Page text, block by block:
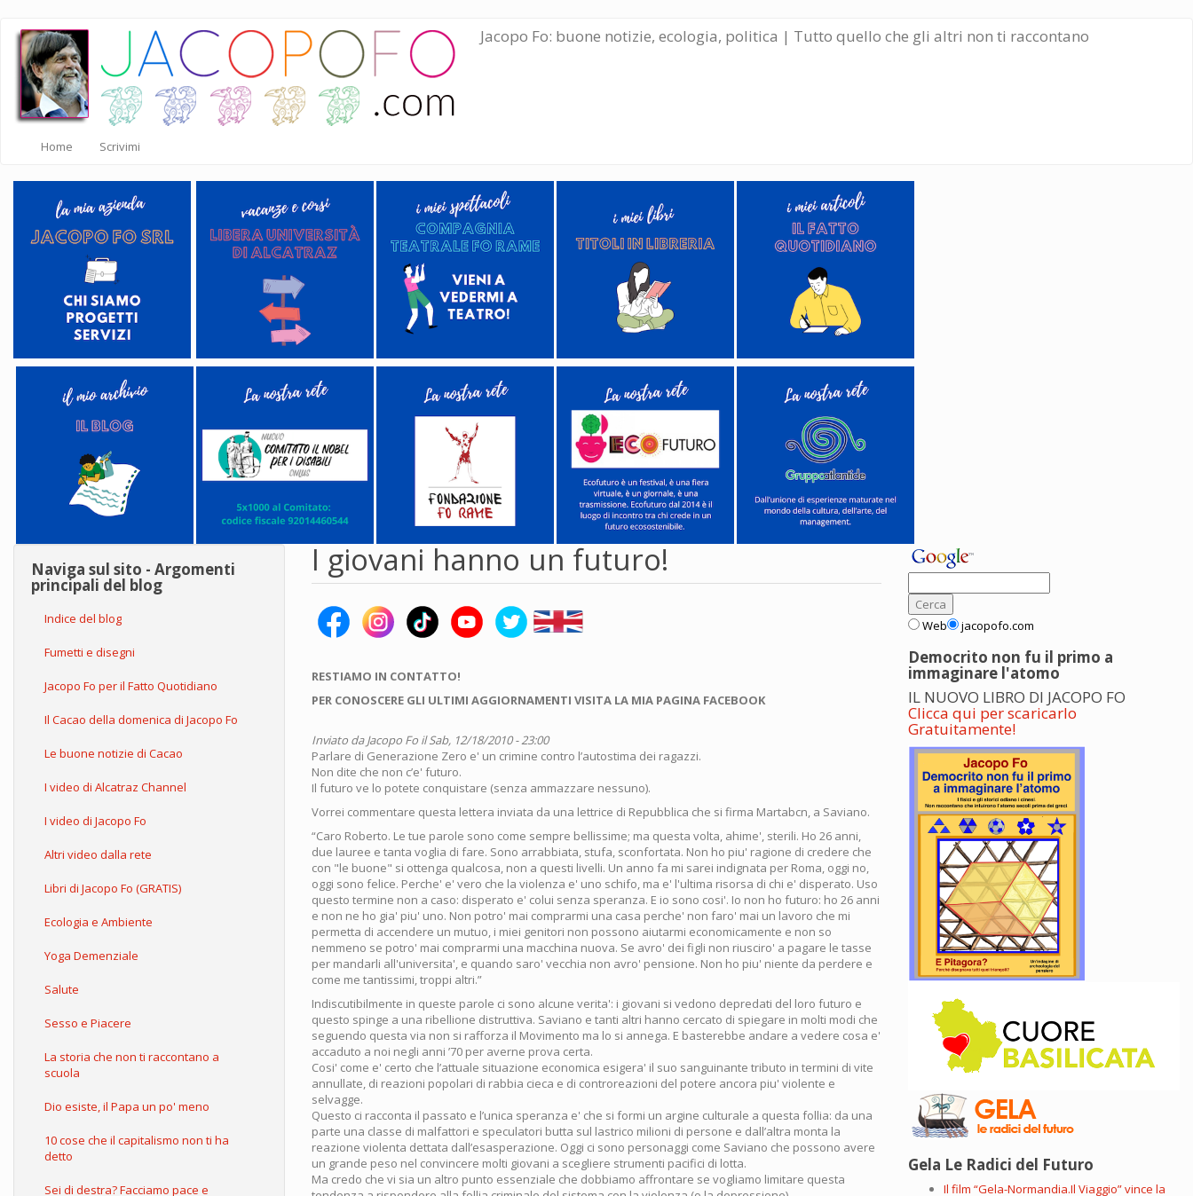
Salta
contenuto
principale
Jacopo Fo: buone notizie, ecologia, politica | Tutto quello che gli altri non ti raccontano
Home Scrivimi
Naviga sul sito - Argomenti
principali del blog
Indice del blog
Fumetti e disegni
Jacopo Fo per il Fatto Quotidiano
Il Cacao della domenica di Jacopo Fo
Le buone notizie di Cacao
I video di Alcatraz Channel
I video di Jacopo Fo
Altri video dalla rete
Libri di Jacopo Fo (GRATIS)
Ecologia e Ambiente
Yoga Demenziale
Salute
Sesso e Piacere
La storia che non ti raccontano a
scuola
Dio esiste, il Papa un po' meno
10 cose che il capitalismo non ti ha
detto
Sei di destra? Facciamo pace e
I giovani hanno un futuro!
RESTIAMO IN CONTATTO!
PER CONOSCERE GLI ULTIMI AGGIORNAMENTI VISITA LA MIA PAGINA FACEBOOK
Inviato daJacopo Fo il Sab, 12/18/2010 - 23:00
Parlare di Generazione Zero e' un crimine contro l’autostima dei ragazzi.
Non dite che non c’e' futuro.
Il futuro ve lo potete conquistare (senza ammazzare nessuno).
Vorrei commentare questa lettera inviata da una lettrice di Repubblica che si firma Martabcn, a Saviano.
“Caro Roberto. Le tue parole sono come sempre bellissime; ma questa volta, ahime', sterili. Ho 26 anni,
due lauree e tanta voglia di fare. Sono arrabbiata, stufa, sconfortata. Non ho piu' ragione di credere che
con "le buone" si ottenga qualcosa, non a questi livelli. Un anno fa mi sarei indignata per Roma, oggi no,
oggi sono felice. Perche' e' vero che la violenza e' uno schifo, ma e' l'ultima risorsa di chi e' disperato. Uso
questo termine non a caso: disperato e' colui senza speranza. E io sono cosi'. Io non ho futuro: ho 26 anni
e non ne ho gia' piu' uno. Non potro' mai comprarmi una casa perche' non faro' mai un lavoro che mi
permetta di accendere un mutuo, i miei genitori non possono aiutarmi economicamente e non so
nemmeno se potro' mai comprarmi una macchina nuova. Se avro' dei figli non riusciro' a pagare le tasse
per mandarli all'universita', e quando saro' vecchia non avro' pensione. Non ho piu' niente da perdere e
come me tantissimi, troppi altri.”
Indiscutibilmente in queste parole ci sono alcune verita': i giovani si vedono depredati del loro futuro e
questo spinge a una ribellione distruttiva. Saviano e tanti altri hanno cercato di spiegare in molti modi che
seguendo questa via non si rafforza il Movimento ma lo si annega. E basterebbe andare a vedere cosa e'
accaduto a noi negli anni ’70 per averne prova certa.
Cosi' come e' certo che l’attuale situazione economica esigera' il suo sanguinante tributo in termini di vite
annullate, di reazioni popolari di rabbia cieca e di controreazioni del potere ancora piu' violente e
selvagge.
Questo ci racconta il passato e l’unica speranza e' che si formi un argine culturale a questa follia: da una
parte una classe di malfattori e speculatori butta sul lastrico milioni di persone e dall’altra monta la
reazione violenta dettata dall’esasperazione. Oggi ci sono personaggi come Saviano che possono avere
un grande peso nel convincere molti giovani a scegliere strumenti pacifici di lotta.
Ma credo che vi sia un altro punto essenziale che dobbiamo affrontare se vogliamo limitare questa
Web jacopofo.com
Democrito non fu il primo a
immaginare l'atomo
IL NUOVO LIBRO DI JACOPO FO
Clicca qui per scaricarlo
Gratuitamente!
Gela Le Radici del Futuro
Il film “Gela-Normandia.Il Viaggio” vince la